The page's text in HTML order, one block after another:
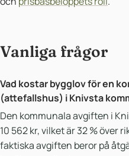
Vanliga frågor
Vad kostar bygglov för en
(attefallshus) i Knivsta
Den kommunala avgiften i
10 562 kr, vilket är 32 % över
faktiska avgiften beror på